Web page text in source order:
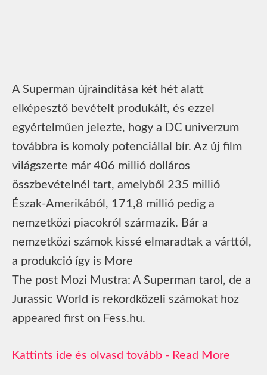
A Superman újraindítása két hét alatt
elképesztő bevételt produkált, és ezzel
egyértelműen jelezte, hogy a DC univerzum
továbbra is komoly potenciállal bír. Az új film
világszerte már 406 millió dolláros
összbevételnél tart, amelyből 235 millió
Észak-Amerikából, 171,8 millió pedig a
nemzetközi piacokról származik. Bár a
nemzetközi számok kissé elmaradtak a várttól,
a produkció így is More
The post Mozi Mustra: A Superman tarol, de a
Jurassic World is rekordközeli számokat hoz
appeared first on Fess.hu.
Read More